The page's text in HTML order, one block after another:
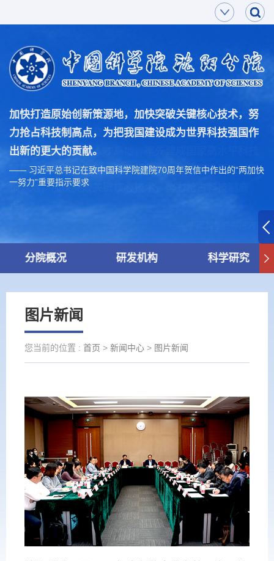
加快打造原始创新策源地，加快突破关键核心技术，努
力抢占科技制高点，为把我国建设成为世界科技强国作
出新的更大的贡献。
—— 习近平总书记在致中国科学院建院70周年贺信中作出的“两加快
一努力”重要指示要求
分院概况 研发机构 科学研究
图片新闻
您当前的位置 : 首页 > 新闻中心 > 图片新闻